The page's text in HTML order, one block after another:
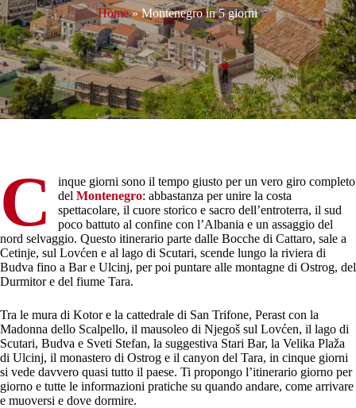
Home»Montenegro in 5 giorni
C
inque giorni sono il tempo giusto per un vero giro completo
del Montenegro: abbastanza per unire la costa
spettacolare, il cuore storico e sacro dell’entroterra, il sud
poco battuto al confine con l’Albania e un assaggio del
nord selvaggio. Questo itinerario parte dalle Bocche di Cattaro, sale a
Cetinje, sul Lovćen e al lago di Scutari, scende lungo la riviera di
Budva fino a Bar e Ulcinj, per poi puntare alle montagne di Ostrog, del
Durmitor e del fiume Tara.
Tra le mura di Kotor e la cattedrale di San Trifone, Perast con la
Madonna dello Scalpello, il mausoleo di Njegoš sul Lovćen, il lago di
Scutari, Budva e Sveti Stefan, la suggestiva Stari Bar, la Velika Plaža
di Ulcinj, il monastero di Ostrog e il canyon del Tara, in cinque giorni
si vede davvero quasi tutto il paese. Ti propongo l’itinerario giorno per
giorno e tutte le informazioni pratiche su quando andare, come arrivare
e muoversi e dove dormire.